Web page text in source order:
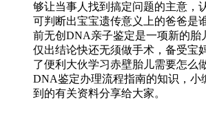
够让当事人找到搞定问题的主意，
可判断出宝宝遗传意义上的爸爸是
前无创DNA亲子鉴定是一项新的胎
仅出结论快还无须做手术，备受宝
了便利大伙学习赤壁胎儿需要怎么
DNA鉴定办理流程指南的知识，小
到的有关资料分享给大家。